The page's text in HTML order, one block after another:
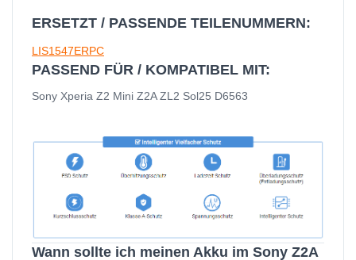
ERSETZT / PASSENDE TEILENUMMERN:
LIS1547ERPC
PASSEND FÜR / KOMPATIBEL MIT:
Sony Xperia Z2 Mini Z2A ZL2 Sol25 D6563
Wann sollte ich meinen Akku im Sony Z2A